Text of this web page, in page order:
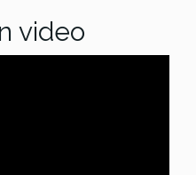
video